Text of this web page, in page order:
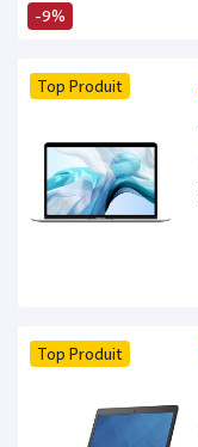
-9%
Top Produit
Top Produit